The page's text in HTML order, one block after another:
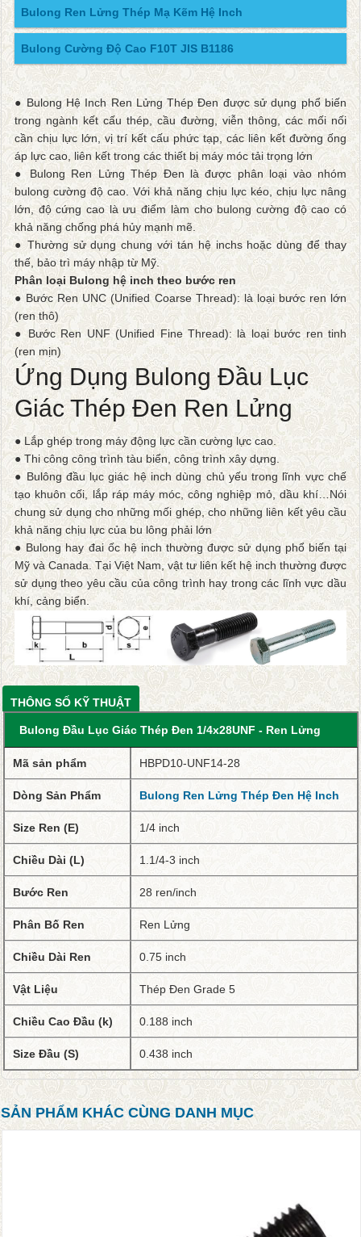
Bulong Ren Lửng Thép Mạ Kẽm Hệ Inch
Bulong Cường Độ Cao F10T JIS B1186
● Bulong Hệ Inch Ren Lửng Thép Đen được sử dụng phổ biến
trong ngành kết cấu thép, cầu đường, viễn thông, các mối nối
cần chịu lực lớn, vị trí kết cấu phức tạp, các liên kết đường ống
áp lực cao, liên kết trong các thiết bị máy móc tải trọng lớn
● Bulong Ren Lửng Thép Đen là được phân loại vào nhóm
bulong cường độ cao. Với khả năng chịu lực kéo, chịu lực nâng
lớn, độ cứng cao là ưu điểm làm cho bulong cường độ cao có
khả năng chống phá hủy mạnh mẽ.
● Thường sử dụng chung với tán hệ inchs hoặc dùng để thay
thế, bảo trì máy nhập từ Mỹ.
Phân loại Bulong hệ inch theo bước ren
● Bước Ren UNC (Unified Coarse Thread): là loại bước ren lớn
(ren thô)
● Bước Ren UNF (Unified Fine Thread): là loại bước ren tinh
(ren mịn)
Ứng Dụng Bulong Đầu Lục
Giác Thép Đen Ren Lửng
● Lắp ghép trong máy động lực cần cường lực cao.
● Thi công công trình tàu biển, công trình xây dựng.
● Bulông đầu lục giác hệ inch dùng chủ yếu trong lĩnh vực chế
tạo khuôn cối, lắp ráp máy móc, công nghiệp mỏ, dầu khí…Nói
chung sử dụng cho những mối ghép, cho những liên kết yêu cầu
khả năng chịu lực của bu lông phải lớn
● Bulong hay đai ốc hệ inch thường được sử dụng phổ biến tại
Mỹ và Canada. Tại Việt Nam, vật tư liên kết hệ inch thường được
sử dụng theo yêu cầu của công trình hay trong các lĩnh vực dầu
khí, cảng biển.
THÔNG SỐ KỸ THUẬT
Bulong Đầu Lục Giác Thép Đen 1/4x28UNF - Ren Lửng
Mã sản phẩm HBPD10-UNF14-28
Dòng Sản Phẩm Bulong Ren Lửng Thép Đen Hệ Inch
Size Ren (E) 1/4 inch
Chiều Dài (L) 1.1/4-3 inch
Bước Ren 28 ren/inch
Phân Bố Ren Ren Lửng
Chiều Dài Ren 0.75 inch
Vật Liệu Thép Đen Grade 5
Chiều Cao Đầu (k) 0.188 inch
Size Đầu (S) 0.438 inch
SẢN PHẨM KHÁC CÙNG DANH MỤC